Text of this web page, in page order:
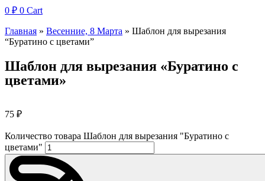
0 ₽ 0 Cart
Главная » Весенние, 8 Марта » Шаблон для вырезания
“Буратино с цветами”
Шаблон для вырезания «Буратино с
цветами»
75 ₽
Количество товара Шаблон для вырезания "Буратино с
цветами"